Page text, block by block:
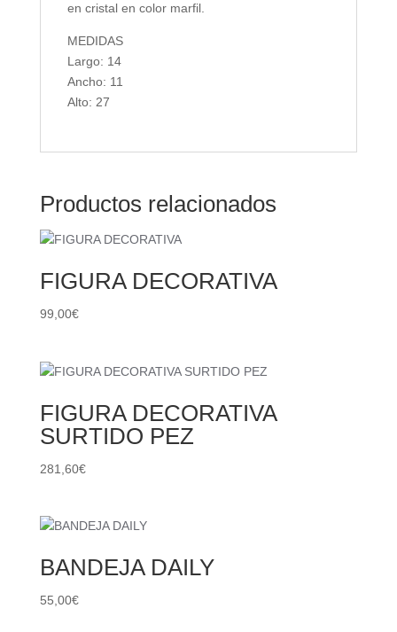
en cristal en color marfil.
MEDIDAS
Largo: 14
Ancho: 11
Alto: 27
Productos relacionados
FIGURA DECORATIVA
99,00€
FIGURA DECORATIVA
SURTIDO PEZ
281,60€
BANDEJA DAILY
55,00€